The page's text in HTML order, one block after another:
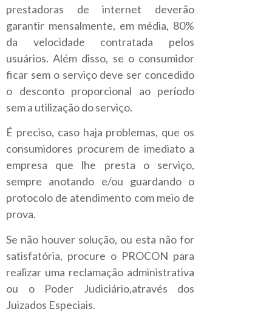
prestadoras de internet deverão
garantir mensalmente, em média, 80%
da velocidade contratada pelos
usuários. Além disso, se o consumidor
ficar sem o serviço deve ser concedido
o desconto proporcional ao período
sem a utilização do serviço.
É preciso, caso haja problemas, que os
consumidores procurem de imediato a
empresa que lhe presta o serviço,
sempre anotando e/ou guardando o
protocolo de atendimento com meio de
prova.
Se não houver solução, ou esta não for
satisfatória, procure o PROCON para
realizar uma reclamação administrativa
ou o Poder Judiciário,através dos
Juizados Especiais.